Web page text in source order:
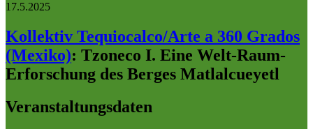
17.5.2025
Kollektiv Tequiocalco/Arte a 360 Grados
(Mexiko): Tzoneco I. Eine Welt-Raum-
Erforschung des Berges Matlalcueyetl
Veranstaltungsdaten